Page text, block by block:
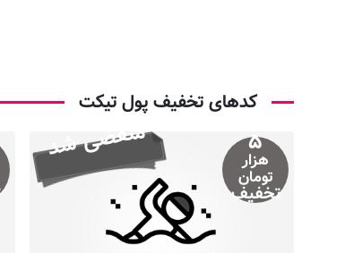
کدهای تخفیف پول تیکت
منقضی شد ۵
هزار
تومان
تخفیف